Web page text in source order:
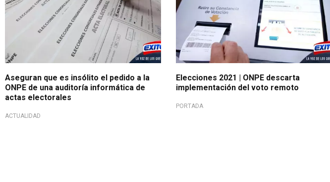
Aseguran que es insólito el pedido a la
ONPE de una auditoría informática de
actas electorales
ACTUALIDAD
Elecciones 2021 | ONPE descarta
implementación del voto remoto
PORTADA